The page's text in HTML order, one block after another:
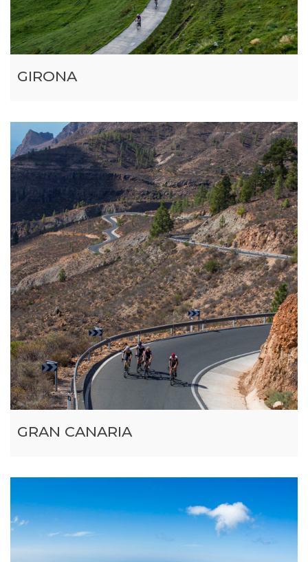
GIRONA
GRAN CANARIA